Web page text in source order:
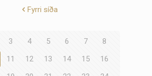
Fyrri síða
3 4 5 6 7
8
11 12 13 14 15
16